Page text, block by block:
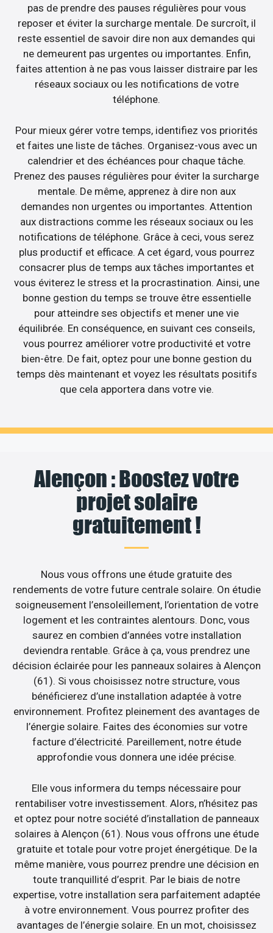
pas de prendre des pauses régulières pour vous
reposer et éviter la surcharge mentale. De surcroît, il
reste essentiel de savoir dire non aux demandes qui
ne demeurent pas urgentes ou importantes. Enfin,
faites attention à ne pas vous laisser distraire par les
réseaux sociaux ou les notifications de votre
téléphone.
Pour mieux gérer votre temps, identifiez vos priorités
et faites une liste de tâches. Organisez-vous avec un
calendrier et des échéances pour chaque tâche.
Prenez des pauses régulières pour éviter la surcharge
mentale. De même, apprenez à dire non aux
demandes non urgentes ou importantes. Attention
aux distractions comme les réseaux sociaux ou les
notifications de téléphone. Grâce à ceci, vous serez
plus productif et efficace. A cet égard, vous pourrez
consacrer plus de temps aux tâches importantes et
vous éviterez le stress et la procrastination. Ainsi, une
bonne gestion du temps se trouve être essentielle
pour atteindre ses objectifs et mener une vie
équilibrée. En conséquence, en suivant ces conseils,
vous pourrez améliorer votre productivité et votre
bien-être. De fait, optez pour une bonne gestion du
temps dès maintenant et voyez les résultats positifs
que cela apportera dans votre vie.
Alençon : Boostez votre
projet solaire
gratuitement !
Nous vous offrons une étude gratuite des
rendements de votre future centrale solaire. On étudie
soigneusement l’ensoleillement, l’orientation de votre
logement et les contraintes alentours. Donc, vous
saurez en combien d’années votre installation
deviendra rentable. Grâce à ça, vous prendrez une
décision éclairée pour les panneaux solaires à Alençon
(61). Si vous choisissez notre structure, vous
bénéficierez d’une installation adaptée à votre
environnement. Profitez pleinement des avantages de
l’énergie solaire. Faites des économies sur votre
facture d’électricité. Pareillement, notre étude
approfondie vous donnera une idée précise.
Elle vous informera du temps nécessaire pour
rentabiliser votre investissement. Alors, n’hésitez pas
et optez pour notre société d’installation de panneaux
solaires à Alençon (61). Nous vous offrons une étude
gratuite et totale pour votre projet énergétique. De la
même manière, vous pourrez prendre une décision en
toute tranquillité d’esprit. Par le biais de notre
expertise, votre installation sera parfaitement adaptée
à votre environnement. Vous pourrez profiter des
avantages de l’énergie solaire. En un mot, choisissez